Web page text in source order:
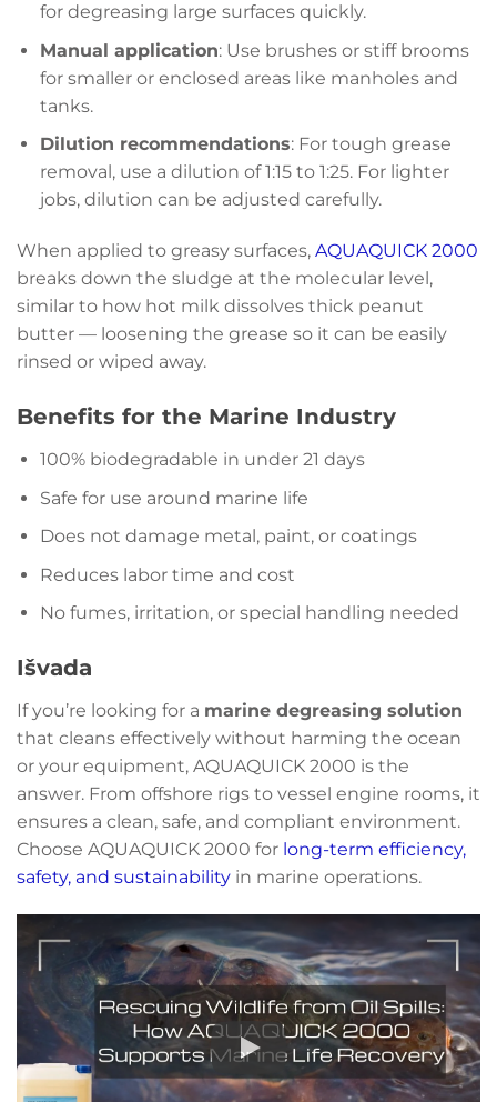
for degreasing large surfaces quickly.
Manual application: Use brushes or stiff brooms
for smaller or enclosed areas like manholes and
tanks.
Dilution recommendations: For tough grease
removal, use a dilution of 1:15 to 1:25. For lighter
jobs, dilution can be adjusted carefully.
When applied to greasy surfaces, AQUAQUICK 2000
breaks down the sludge at the molecular level,
similar to how hot milk dissolves thick peanut
butter — loosening the grease so it can be easily
rinsed or wiped away.
Benefits for the Marine Industry
100% biodegradable in under 21 days
Safe for use around marine life
Does not damage metal, paint, or coatings
Reduces labor time and cost
No fumes, irritation, or special handling needed
Išvada
If you’re looking for a marine degreasing solution
that cleans effectively without harming the ocean
or your equipment, AQUAQUICK 2000 is the
answer. From offshore rigs to vessel engine rooms, it
ensures a clean, safe, and compliant environment.
Choose AQUAQUICK 2000 for long-term efficiency,
safety, and sustainability in marine operations.